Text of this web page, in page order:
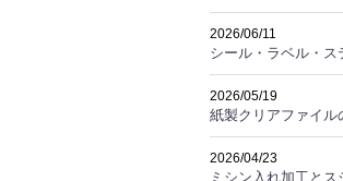
2026/06/11
シール・ラベル・ス
2026/05/19
紙製クリアファイル
2026/04/23
ミシン入れ加工と